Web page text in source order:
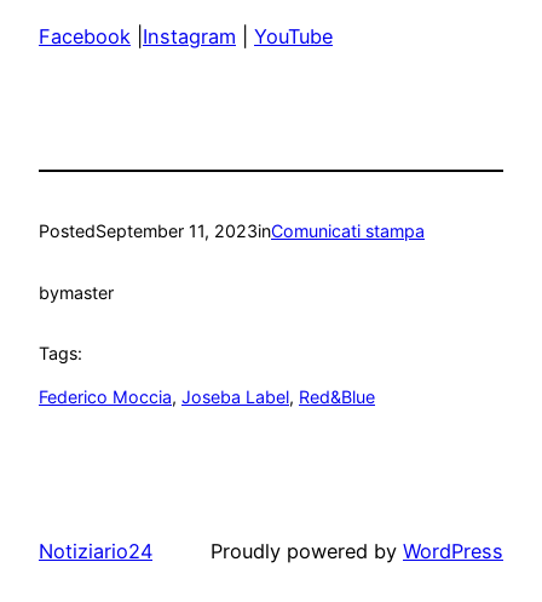
Facebook Instagram YouTube
PostedSeptember 11, 2023inComunicati stampa
bymaster
Tags:
Federico Moccia, Joseba Label, Red&Blue
Notiziario24 Proudly powered by WordPress